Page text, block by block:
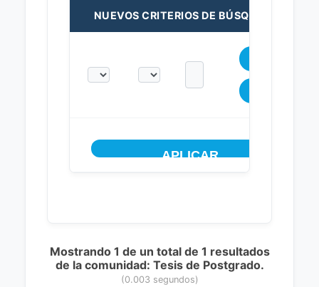
NUEVOS CRITERIOS DE BÚSQUEDA:
Mostrando 1 de un total de 1 resultados
de la comunidad: Tesis de Postgrado.
(0.003 segundos)